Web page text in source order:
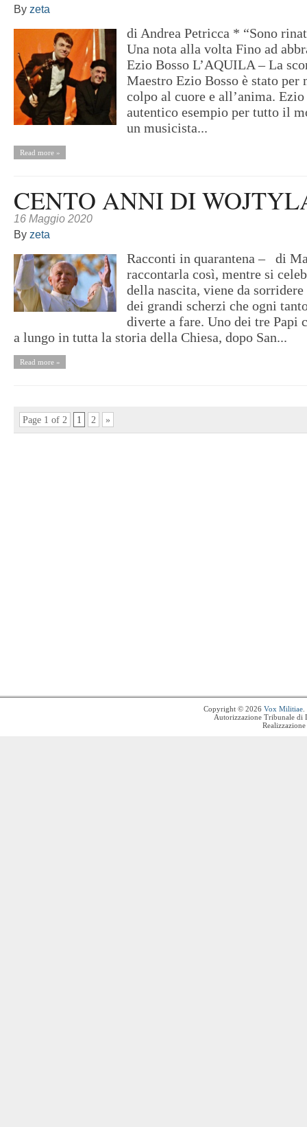
By zeta
di Andrea Petricca * “Sono
Una nota alla volta Fino ad
Ezio Bosso L’AQUILA – La
Maestro Ezio Bosso è stato per
colpo al cuore e all’anima. Ezio
autentico esempio per tutto il
un musicista...
Read more »
CENTO ANNI DI
16 Maggio 2020
By zeta
Racconti in quarantena – di
raccontarla così, mentre si
della nascita, viene da sorridere
dei grandi scherzi che ogni
diverte a fare. Uno dei tre Papi
a lungo in tutta la storia della Chiesa, dopo San...
Read more »
Page 1 of 2 1 2 »
Copyright © 2026 Vox Militiae
Autorizzazione Tribunale di